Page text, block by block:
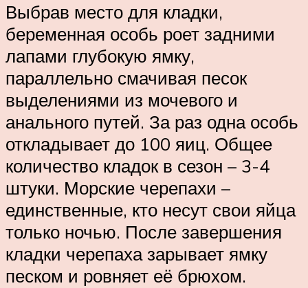
Выбрав место для кладки,
беременная особь роет задними
лапами глубокую ямку,
параллельно смачивая песок
выделениями из мочевого и
анального путей. За раз одна особь
откладывает до 100 яиц. Общее
количество кладок в сезон – 3-4
штуки. Морские черепахи –
единственные, кто несут свои яйца
только ночью. После завершения
кладки черепаха зарывает ямку
песком и ровняет её брюхом.